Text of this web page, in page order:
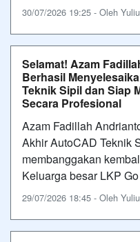
30/07/2026 19:25 - Oleh
Selamat! Azam
Berhasil
Teknik Sipil dan Siap
Secara Profesional
Azam Fadillah
Akhir AutoCAD Teknik
membanggakan
Keluarga besar LKP
29/07/2026 18:45 - Oleh